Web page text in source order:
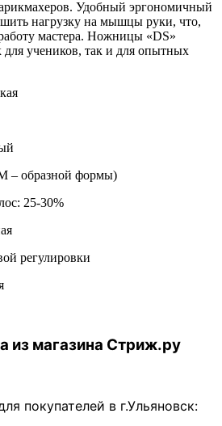
Удобный эргономичный
нагрузку на мышцы руки, что,
мастера. Ножницы «DS»
для учеников, так и для опытных
– образной формы)
25-30%
регулировки
из магазина Стриж.ру
покупателей в г.Ульяновск: